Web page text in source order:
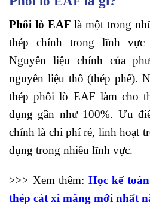
Phôi lò EAF là một trong
thép chính trong lĩnh
Nguyên liệu chính của
nguyên liệu thô (thép phế).
thép phôi lò EAF làm cho
dụng gần như 100%. Ưu
chính là chi phí rẻ, linh hoạt
dụng trong nhiều lĩnh vực.
>>> Xem thêm: Họckế toán
thép cát xi măng mới nhất